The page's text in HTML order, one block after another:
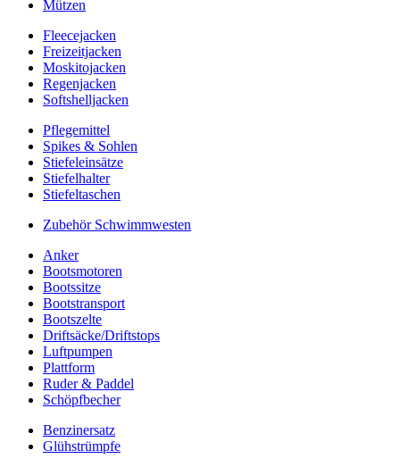
Mützen
Fleecejacken
Freizeitjacken
Moskitojacken
Regenjacken
Softshelljacken
Pflegemittel
Spikes & Sohlen
Stiefeleinsätze
Stiefelhalter
Stiefeltaschen
Zubehör Schwimmwesten
Anker
Bootsmotoren
Bootssitze
Bootstransport
Bootszelte
Driftsäcke/Driftstops
Luftpumpen
Plattform
Ruder & Paddel
Schöpfbecher
Benzinersatz
Glühstrümpfe